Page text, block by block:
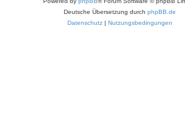
Deutsche Übersetzung durch phpBB.de
Datenschutz | Nutzungsbedingungen